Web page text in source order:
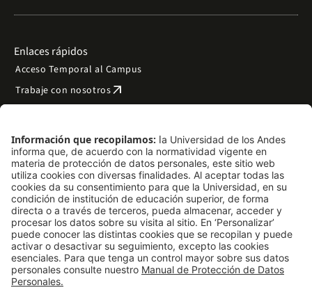
Enlaces rápidos
Acceso Temporal al Campus
Trabaje con nosotrosarrow_outward
Preguntas frecuentes
Filantropía y donacionesarrow_outward
Mapa del sitio arrow_outward
Síguenos
LinkedIn
Instagram
Facebook